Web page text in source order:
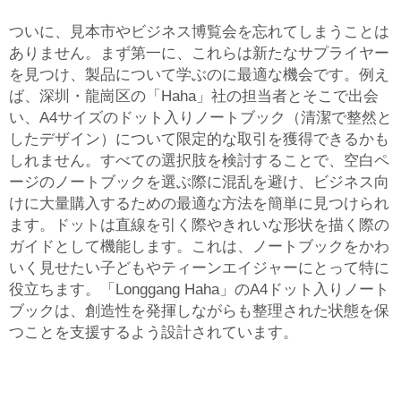
ついに、見本市やビジネス博覧会を忘れてしまうことは
ありません。まず第一に、これらは新たなサプライヤー
を見つけ、製品について学ぶのに最適な機会です。例え
ば、深圳・龍崗区の「Haha」社の担当者とそこで出会
い、A4サイズのドット入りノートブック（清潔で整然と
したデザイン）について限定的な取引を獲得できるかも
しれません。すべての選択肢を検討することで、空白ペ
ージのノートブックを選ぶ際に混乱を避け、ビジネス向
けに大量購入するための最適な方法を簡単に見つけられ
ます。ドットは直線を引く際やきれいな形状を描く際の
ガイドとして機能します。これは、ノートブックをかわ
いく見せたい子どもやティーンエイジャーにとって特に
役立ちます。「Longgang Haha」のA4ドット入りノート
ブックは、創造性を発揮しながらも整理された状態を保
つことを支援するよう設計されています。